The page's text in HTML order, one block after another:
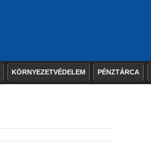
KÖRNYEZETVÉDELEM PÉNZTÁRCA